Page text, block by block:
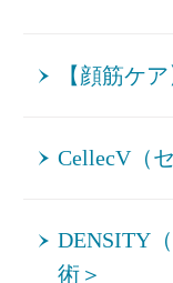
【顔筋ケ
CellecV（
DENSITY
術＞